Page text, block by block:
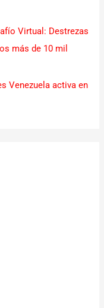
Virtual: Destrezas
más de 10 mil
Venezuela activa en